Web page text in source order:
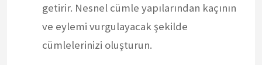
getirir. Nesnel cümle yapılarından kaçının
ve eylemi vurgulayacak şekilde
cümlelerinizi oluşturun.